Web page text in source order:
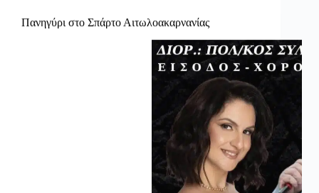
Πανηγύρι στο Σπάρτο Αιτωλοακαρνανίας